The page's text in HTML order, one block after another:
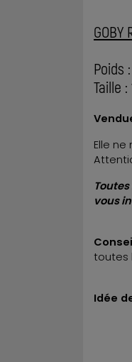
GOBY
Poids
Taille :
Elle
vous
toutes
Idée